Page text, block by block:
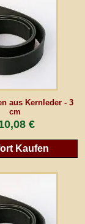
aus Kernleder - 3
cm
€
Kaufen
und zzgl.
entsprechen dem